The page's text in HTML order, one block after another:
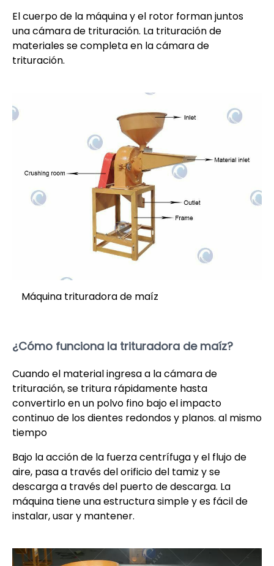
El cuerpo de la máquina y el rotor forman juntos
una cámara de trituración. La trituración de
materiales se completa en la cámara de
trituración.
Máquina trituradora de maíz
¿Cómo funciona la trituradora de maíz?
Cuando el material ingresa a la cámara de
trituración, se tritura rápidamente hasta
convertirlo en un polvo fino bajo el impacto
continuo de los dientes redondos y planos. al mismo
tiempo
Bajo la acción de la fuerza centrífuga y el flujo de
aire, pasa a través del orificio del tamiz y se
descarga a través del puerto de descarga. La
máquina tiene una estructura simple y es fácil de
instalar, usar y mantener.